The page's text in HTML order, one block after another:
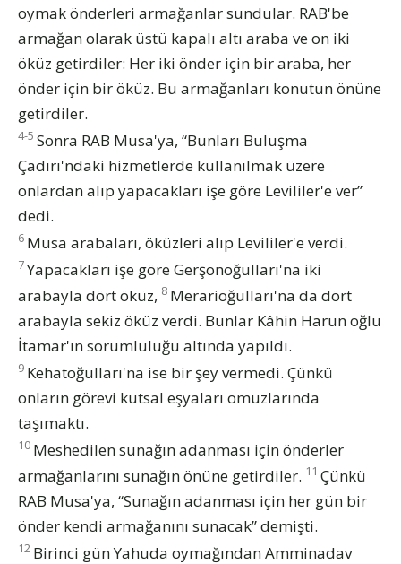
oymak önderleri armağanlar sundular. RAB'be
armağan olarak üstü kapalı altı araba ve on iki
öküz getirdiler: Her iki önder için bir araba, her
önder için bir öküz. Bu armağanları konutun önüne
getirdiler.
4-5 Sonra RAB Musa'ya, “Bunları Buluşma
Çadırı'ndaki hizmetlerde kullanılmak üzere
onlardan alıp yapacakları işe göre Levililer'e ver”
dedi.
6 Musa arabaları, öküzleri alıp Levililer'e verdi.
7Yapacakları işe göre Gerşonoğulları'na iki
arabayla dört öküz, 8 Merarioğulları'na da dört
arabayla sekiz öküz verdi. Bunlar Kâhin Harun oğlu
İtamar'ın sorumluluğu altında yapıldı.
9 Kehatoğulları'na ise bir şey vermedi. Çünkü
onların görevi kutsal eşyaları omuzlarında
taşımaktı.
10 Meshedilen sunağın adanması için önderler
armağanlarını sunağın önüne getirdiler. 11 Çünkü
RAB Musa'ya, “Sunağın adanması için her gün bir
önder kendi armağanını sunacak” demişti.
12 Birinci gün Yahuda oymağından Amminadav